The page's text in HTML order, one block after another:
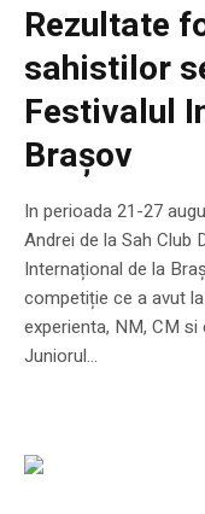
Rezultate
sahistilor
Festivalul
Brașov
In perioada 21-27
Andrei de la Sah Club
Internațional de la
competiție ce a avut
experienta, NM, CM
Juniorul...